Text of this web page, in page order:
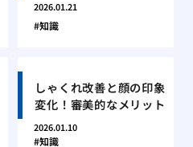
2026.01.21
知識
しゃくれ改善と顔の印象
変化！審美的なメリット
2026.01.10
知識